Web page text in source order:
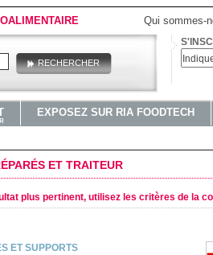
Qui sommes-
RECHERCHER
EXPOSEZ SUR RIA FOODTECH
ET TRAITEUR
plus pertinent, utilisez les critères de la
ET SUPPORTS